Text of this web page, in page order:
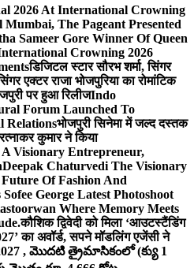
2026 At International Crowning
The Pageant Presented
Sameer Gore Winner Of Queen
Crowning 2026
डिजिटल स्टार सौरभ शर्मा, सिंगर
एक्टर राजा भोजपुरिया का रोमांटिक
पर हुआ रिलीजIndo
Forum Launched To
Relationsभोजपुरी सिनेमा में जल्द दस्तक
कुमार ने किया
Visionary Entrepreneur,
Deepak Chaturvedi The Visionary
Of Fashion And
George Latest Photoshoot
Where Memory Meets
कौशिक द्विवेदी को मिला ‘आउटस्टैंडिंग
का अवॉर्ड, सपने मॉडलिंग एजेंसी ने
, మొదటి త్రైమాసికంలో (క్యు 1